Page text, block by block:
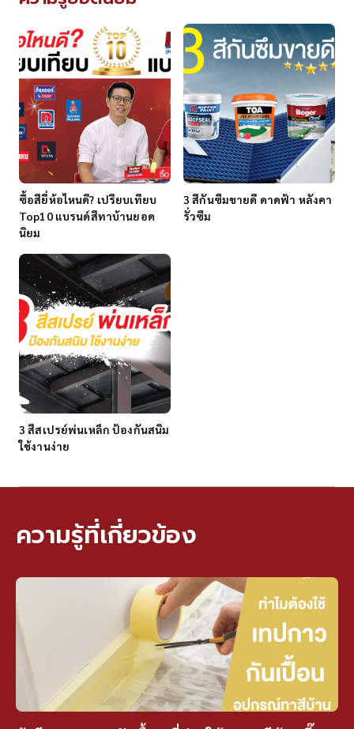
ซื้อสียี่ห้อไหนดี? เปรียบเทียบ
Top10 แบรนด์สีทาบ้านยอด
นิยม
3 สีกันซึมขายดี ดาดฟ้า หลังคา
รั่วซึม
3 สีสเปรย์พ่นเหล็ก ป้องกันสนิม
ใช้งานง่าย
ความรู้ที่เกี่ยวข้อง